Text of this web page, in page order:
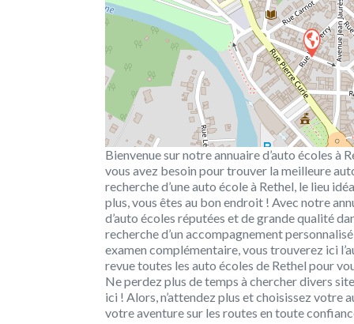
Bienvenue sur notre annuaire d’auto écoles
vous avez besoin pour trouver la meilleure
recherche d’une auto école à Rethel, le lieu
plus, vous êtes au bon endroit ! Avec notre
d’auto écoles réputées et de grande qualité
recherche d’un accompagnement
examen complémentaire, vous trouverez ici
revue toutes les auto écoles de Rethel pour
Ne perdez plus de temps à chercher divers
ici ! Alors, n’attendez plus et choisissez votre
votre aventure sur les routes en toute